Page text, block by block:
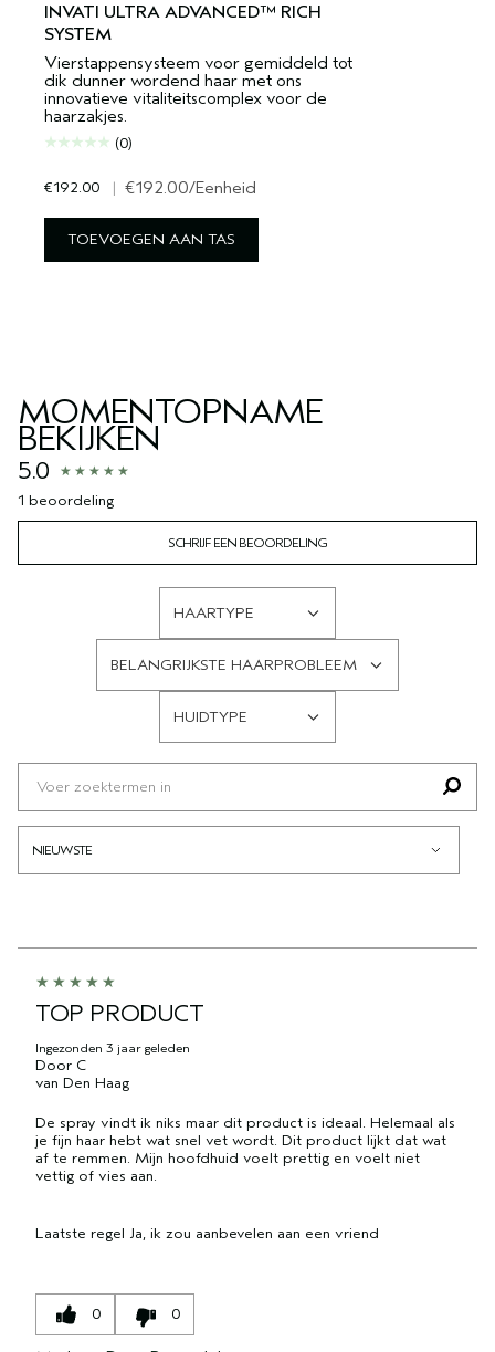
INVATI ULTRA ADVANCED™ RICH
SYSTEM
Vierstappensysteem voor gemiddeld tot
dik dunner wordend haar met ons
innovatieve vitaliteitscomplex voor de
haarzakjes.
(0)
€192.00 | €192.00/Eenheid
TOEVOEGEN AAN TAS
MOMENTOPNAME
BEKIJKEN
5.0
1 beoordeling
SCHRIJF EEN BEOORDELING
HAARTYPE
OP
HAARTYPE
BELANGRIJKSTE HAARPROBLEEM
BELANGRIJKSTE
HAARPROBLEEM
HUIDTYPE
TOP PRODUCT
Ingezonden 3 jaar geleden
Door C
van Den Haag
De spray vindt ik niks maar dit product is ideaal. Helemaal als
je fijn haar hebt wat snel vet wordt. Dit product lijkt dat wat
af te remmen. Mijn hoofdhuid voelt prettig en voelt niet
vettig of vies aan.
Laatste regel Ja, ik zou aanbevelen aan een vriend
0 0